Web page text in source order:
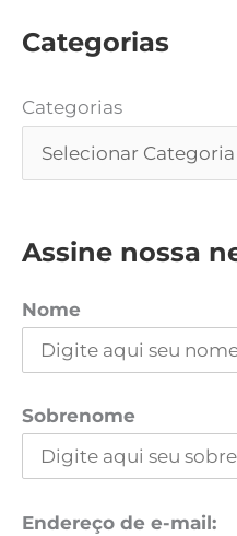
Categorias
Categorias
Assine nossa
Nome
Sobrenome
Endereço de e-mail: